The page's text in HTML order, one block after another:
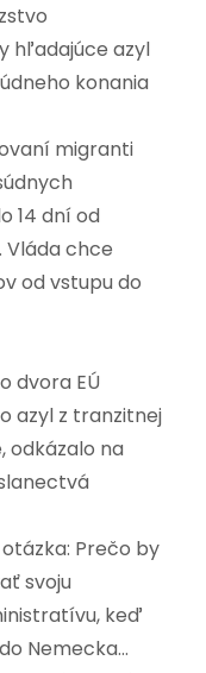
hľadajúce azyl
konania
migranti
14 dní od
Vláda chce
od vstupu do
dvora EÚ
azyl z tranzitnej
odkázalo na
Prečo by
svoju
keď
Nemecka…